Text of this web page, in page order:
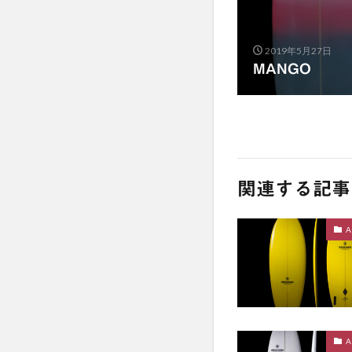
2019年5月27日
MANGO
関連する記事